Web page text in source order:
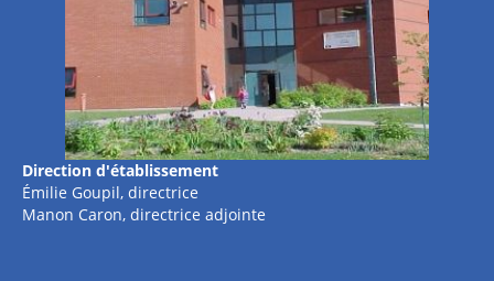
Direction d'établissement
Émilie Goupil, directrice
Manon Caron, directrice adjointe